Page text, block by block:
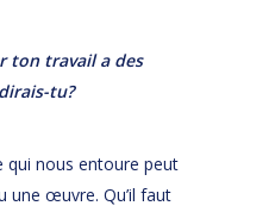
ton travail a des
tu?
qui nous entoure peut
une œuvre. Qu’il faut